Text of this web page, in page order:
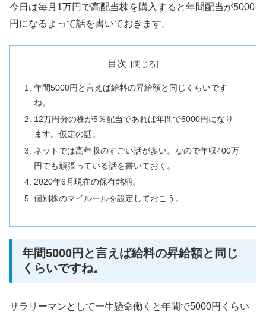
今日は毎月1万円で高配当株を購入すると年間配当が5000
円になるよって話を書いておきます。
目次
年間5000円と言えば給料の昇給額と同じくらいです
ね。
12万円分の株が5％配当であれば年間で6000円になり
ます。仮定の話。
ネットでは高年収のすごい話が多い。なので年収400万
円でも頑張っている話を書いておく。
2020年6月現在の保有銘柄。
個別株のマイルールを設定しておこう。
年間5000円と言えば給料の昇給額と同じ
くらいですね。
サラリーマンとして一生懸命働くと年間で5000円くらい